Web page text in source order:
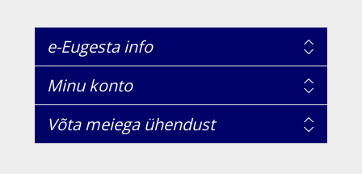
e-Eugesta info
Minu konto
Võta meiega ühendust